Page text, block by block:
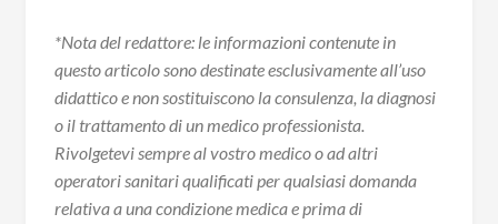
*Nota del redattore: le informazioni contenute in
questo articolo sono destinate esclusivamente all’uso
didattico e non sostituiscono la consulenza, la diagnosi
o il trattamento di un medico professionista.
Rivolgetevi sempre al vostro medico o ad altri
operatori sanitari qualificati per qualsiasi domanda
relativa a una condizione medica e prima di